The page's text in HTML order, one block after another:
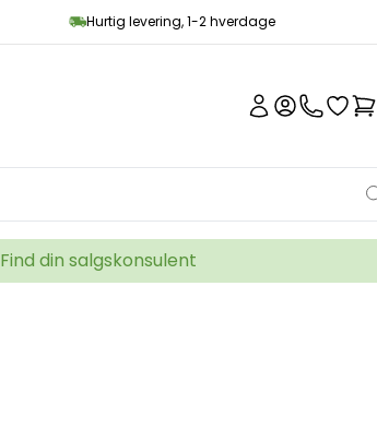
Hurtig levering, 1-2 hverdage
Find din salgskonsulent